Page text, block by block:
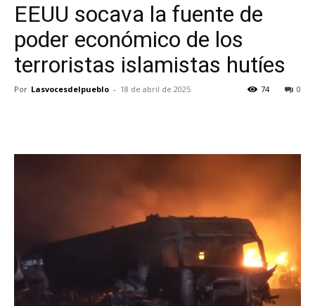
EEUU socava la fuente de
poder económico de los
terroristas islamistas hutíes
Por Lasvocesdelpueblo - 18 de abril de 2025 0
74